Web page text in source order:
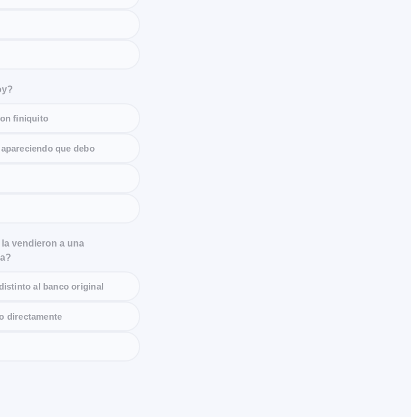
finiquito
que debo
vendieron a una
al banco original
directamente